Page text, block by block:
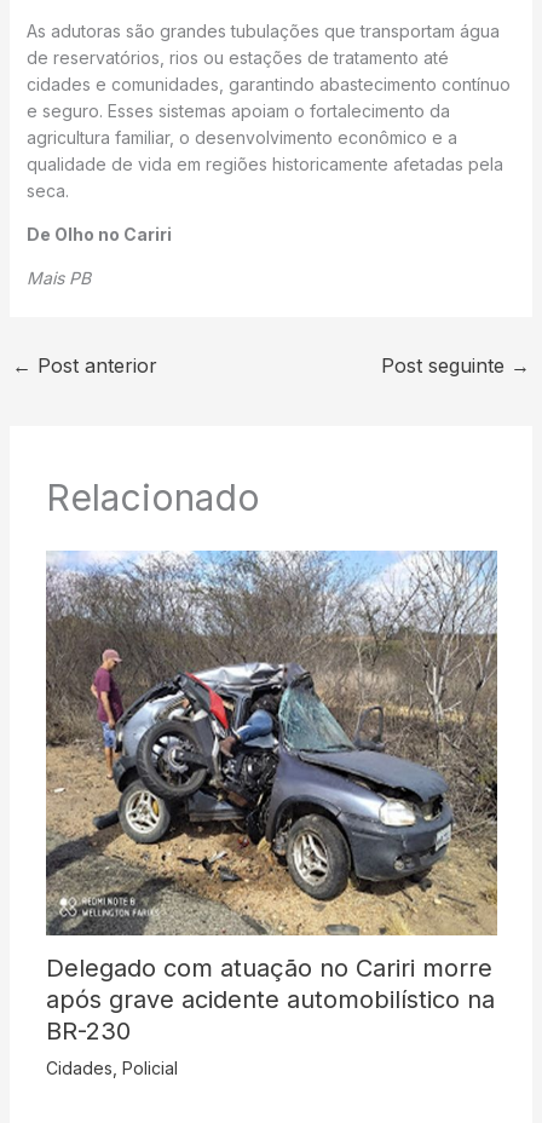
As adutoras são grandes tubulações que transportam água
de reservatórios, rios ou estações de tratamento até
cidades e comunidades, garantindo abastecimento contínuo
e seguro. Esses sistemas apoiam o fortalecimento da
agricultura familiar, o desenvolvimento econômico e a
qualidade de vida em regiões historicamente afetadas pela
seca.
De Olho no Cariri
Mais PB
← Post anterior Post seguinte →
Relacionado
Delegado com atuação no Cariri morre
após grave acidente automobilístico na
BR-230
Cidades Policial